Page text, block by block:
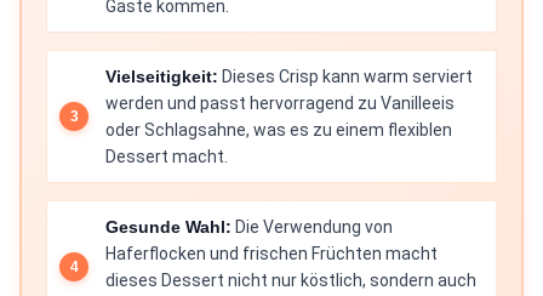
Gäste kommen.
Vielseitigkeit: Dieses Crisp kann warm serviert
werden und passt hervorragend zu Vanilleeis
oder Schlagsahne, was es zu einem flexiblen
Dessert macht.
Gesunde Wahl: Die Verwendung von
Haferflocken und frischen Früchten macht
dieses Dessert nicht nur köstlich, sondern auch